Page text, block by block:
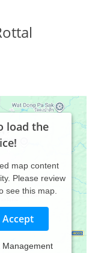
load the
map content
Please review
see this map.
Accept
Management